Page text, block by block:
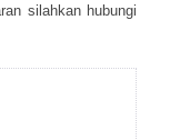
sіlаhkаn hubungі